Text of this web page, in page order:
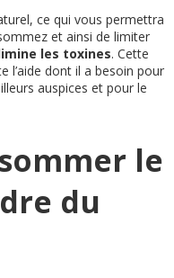
ce qui vous permettra
et ainsi de limiter
les toxines. Cette
l’aide dont il a besoin pour
auspices et pour le
le
du